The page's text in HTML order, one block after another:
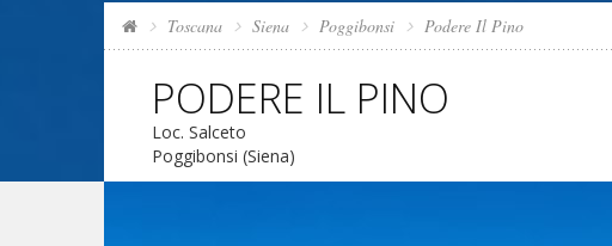
Toscana Siena Poggibonsi Podere Il Pino
PODERE IL PINO
Loc. Salceto
Poggibonsi (Siena)